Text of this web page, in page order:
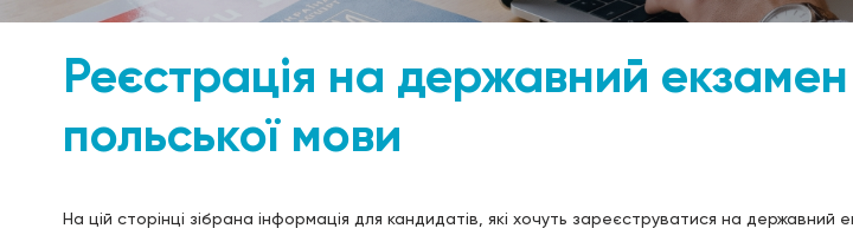
Реєстрація на державний екзамен
польської мови
На цій сторінці зібрана інформація для кандидатів, які хочуть зареєструватися на державний